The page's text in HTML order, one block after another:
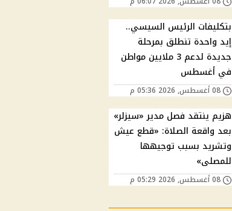
بتكليفات الرئيس السيسي..
إيد واحدة تنطلق بمرحلة
جديدة لدعم 3 ملايين مواطن
في أغسطس
08 أغسطس, 2026 05:36 م
هزيم ينتقد فصل مدير «سيزلر»
بعد واقعة الصلاة: «قطع عيش
وتشريد بسبب توجيهها
للمصلى»
08 أغسطس, 2026 05:29 م